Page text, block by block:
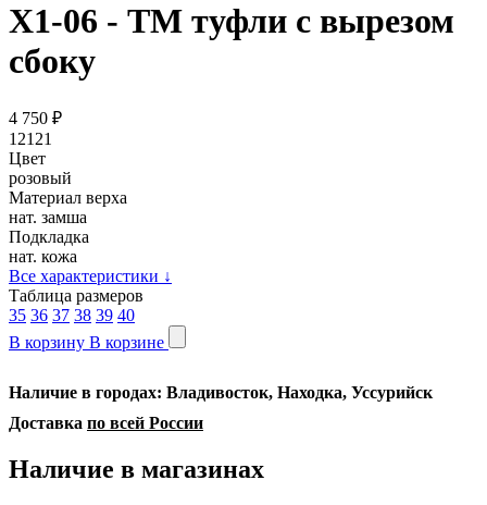
Х1-06 - ТМ туфли с вырезом
сбоку
4 750 ₽
12121
Цвет
розовый
Материал верха
нат. замша
Подкладка
нат. кожа
Все характеристики ↓
Таблица размеров
35 36 37 38 39 40
В корзину В корзине
Наличие в городах: Владивосток, Находка, Уссурийск
Доставка по всей России
Наличие в магазинах